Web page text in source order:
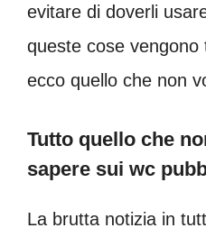
evitare di doverli
queste cose vengono
ecco quello che non
Tutto quello che
sapere sui wc
La brutta notizia in